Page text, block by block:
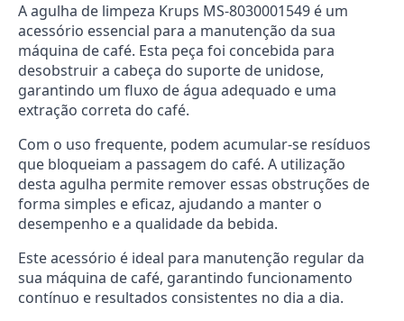
A agulha de limpeza Krups MS-8030001549 é um
acessório essencial para a manutenção da sua
máquina de café. Esta peça foi concebida para
desobstruir a cabeça do suporte de unidose,
garantindo um fluxo de água adequado e uma
extração correta do café.
Com o uso frequente, podem acumular-se resíduos
que bloqueiam a passagem do café. A utilização
desta agulha permite remover essas obstruções de
forma simples e eficaz, ajudando a manter o
desempenho e a qualidade da bebida.
Este acessório é ideal para manutenção regular da
sua máquina de café, garantindo funcionamento
contínuo e resultados consistentes no dia a dia.